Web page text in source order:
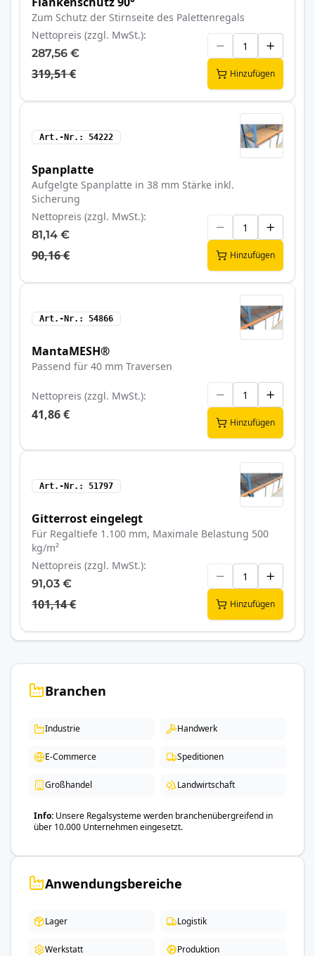
Zum Schutz der Stirnseite des Palettenregals
Nettopreis (zzgl. MwSt.)
287,56 €
319,51 € Hinzufügen
Art.-Nr. 54222
Spanplatte
Aufgelgte Spanplatte in 38 mm Stärke inkl.
Sicherung
Nettopreis (zzgl. MwSt.)
81,14 €
90,16 € Hinzufügen
Art.-Nr. 54866
MantaMESH®
Passend für 40 mm Traversen
Nettopreis (zzgl. MwSt.)
41,86 €
Hinzufügen
Art.-Nr. 51797
Gitterrost eingelegt
Für Regaltiefe 1.100 mm, Maximale Belastung 500
kg/m²
Nettopreis (zzgl. MwSt.)
91,03 €
101,14 € Hinzufügen
Branchen
Industrie Handwerk
E-Commerce Speditionen
Großhandel Landwirtschaft
Info Unsere Regalsysteme werden branchenübergreifend in
über 10.000 Unternehmen eingesetzt.
Anwendungsbereiche
Lager Logistik
Werkstatt Produktion